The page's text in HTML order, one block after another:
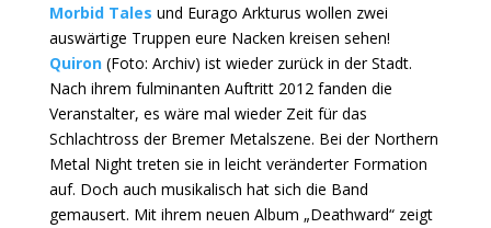
Morbid Tales und Eurago Arkturus wollen zwei
auswärtige Truppen eure Nacken kreisen sehen!
Quiron(Foto: Archiv) ist wieder zurück in der Stadt.
Nach ihrem fulminanten Auftritt 2012 fanden die
Veranstalter, es wäre mal wieder Zeit für das
Schlachtross der Bremer Metalszene. Bei der Northern
Metal Night treten sie in leicht veränderter Formation
auf. Doch auch musikalisch hat sich die Band
gemausert. Mit ihrem neuen Album „Deathward“ zeigt